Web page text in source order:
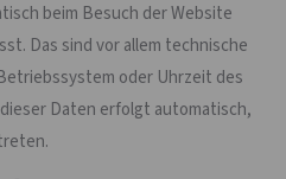
beim Besuch der Website
Das sind vor allem technische
oder Uhrzeit des
Daten erfolgt automatisch,